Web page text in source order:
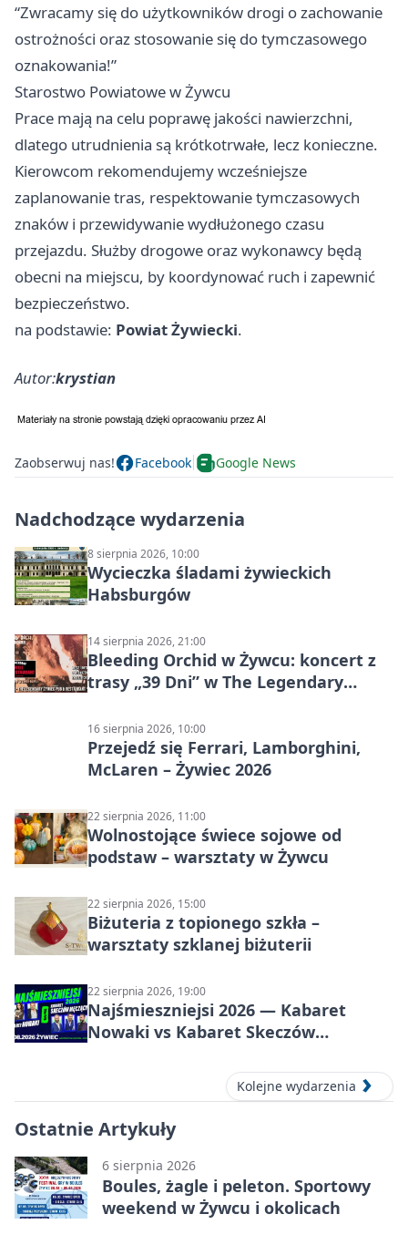
“Zwracamy się do użytkowników drogi o zachowanie
ostrożności oraz stosowanie się do tymczasowego
oznakowania!”
Starostwo Powiatowe w Żywcu
Prace mają na celu poprawę jakości nawierzchni,
dlatego utrudnienia są krótkotrwałe, lecz konieczne.
Kierowcom rekomendujemy wcześniejsze
zaplanowanie tras, respektowanie tymczasowych
znaków i przewidywanie wydłużonego czasu
przejazdu. Służby drogowe oraz wykonawcy będą
obecni na miejscu, by koordynować ruch i zapewnić
bezpieczeństwo.
na podstawie: Powiat Żywiecki.
Autor:krystian
Zaobserwuj nas! Facebook Google News
Nadchodzące wydarzenia
8 sierpnia 2026, 10:00
Wycieczka śladami żywieckich
Habsburgów
14 sierpnia 2026, 21:00
Bleeding Orchid w Żywcu: koncert z
trasy „39 Dni” w The Legendary
16 sierpnia 2026, 10:00
Przejedź się Ferrari, Lamborghini,
McLaren – Żywiec 2026
22 sierpnia 2026, 11:00
Wolnostojące świece sojowe od
podstaw – warsztaty w Żywcu
22 sierpnia 2026, 15:00
Biżuteria z topionego szkła –
warsztaty szklanej biżuterii
22 sierpnia 2026, 19:00
Najśmieszniejsi 2026 — Kabaret
Nowaki vs Kabaret Skeczów
Kolejne wydarzenia
Ostatnie Artykuły
6 sierpnia 2026
Boules, żagle i peleton. Sportowy
weekend w Żywcu i okolicach